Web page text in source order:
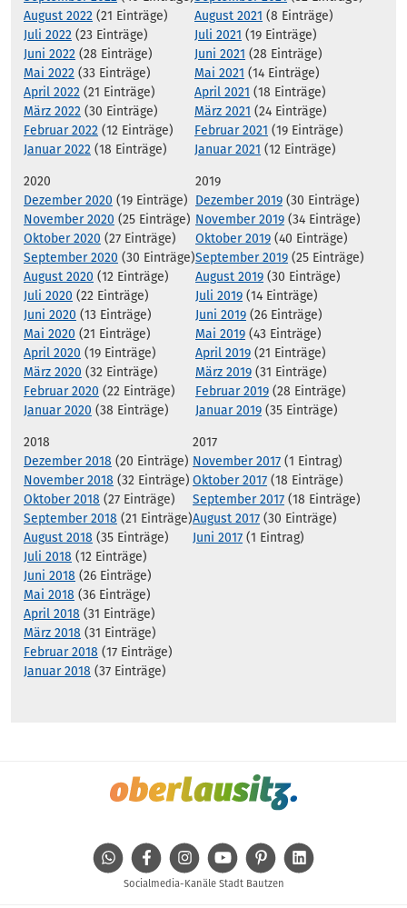
August 2022 (21 Einträge)
Juli 2022 (23 Einträge)
Juni 2022 (28 Einträge)
Mai 2022 (33 Einträge)
April 2022 (21 Einträge)
März 2022 (30 Einträge)
Februar 2022 (12 Einträge)
Januar 2022 (18 Einträge)
August 2021 (8 Einträge)
Juli 2021 (19 Einträge)
Juni 2021 (28 Einträge)
Mai 2021 (14 Einträge)
April 2021 (18 Einträge)
März 2021 (24 Einträge)
Februar 2021 (19 Einträge)
Januar 2021 (12 Einträge)
2020
Dezember 2020 (19 Einträge)
November 2020 (25 Einträge)
Oktober 2020 (27 Einträge)
September 2020 (30 Einträge)
August 2020 (12 Einträge)
Juli 2020 (22 Einträge)
Juni 2020 (13 Einträge)
Mai 2020 (21 Einträge)
April 2020 (19 Einträge)
März 2020 (32 Einträge)
Februar 2020 (22 Einträge)
Januar 2020 (38 Einträge)
2019
Dezember 2019 (30 Einträge)
November 2019 (34 Einträge)
Oktober 2019 (40 Einträge)
September 2019 (25 Einträge)
August 2019 (30 Einträge)
Juli 2019 (14 Einträge)
Juni 2019 (26 Einträge)
Mai 2019 (43 Einträge)
April 2019 (21 Einträge)
März 2019 (31 Einträge)
Februar 2019 (28 Einträge)
Januar 2019 (35 Einträge)
2018
Dezember 2018 (20 Einträge)
November 2018 (32 Einträge)
Oktober 2018 (27 Einträge)
September 2018 (21 Einträge)
August 2018 (35 Einträge)
Juli 2018 (12 Einträge)
Juni 2018 (26 Einträge)
Mai 2018 (36 Einträge)
April 2018 (31 Einträge)
März 2018 (31 Einträge)
Februar 2018 (17 Einträge)
Januar 2018 (37 Einträge)
2017
November 2017 (1 Eintrag)
Oktober 2017 (18 Einträge)
September 2017 (18 Einträge)
August 2017 (30 Einträge)
Juni 2017 (1 Eintrag)
WhatsAppFacebookInstagramYoutube Pinterest
Socialmedia-Kanäle Stadt Bautzen